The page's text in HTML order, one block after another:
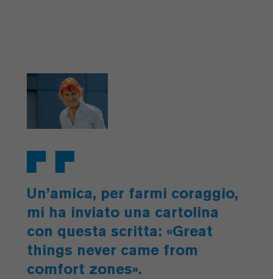
Un’amica, per farmi coraggio,
mi ha inviato una cartolina
con questa scritta: «Great
things never came from
comfort zones».